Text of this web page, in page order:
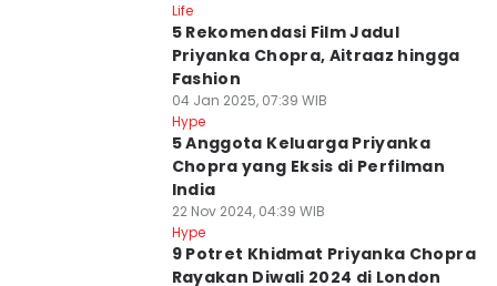
Life
5 Rekomendasi Film Jadul
Priyanka Chopra, Aitraaz hingga
Fashion
04 Jan 2025, 07:39 WIB
Hype
5 Anggota Keluarga Priyanka
Chopra yang Eksis di Perfilman
India
22 Nov 2024, 04:39 WIB
Hype
9 Potret Khidmat Priyanka Chopra
Rayakan Diwali 2024 di London